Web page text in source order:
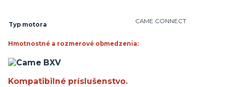
Typ motora CAME CONNECT
Hmotnostné a rozmerové obmedzenia:
Kompatibilné príslušenstvo.